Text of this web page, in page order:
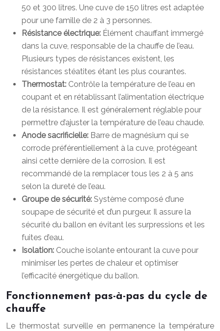
50 et 300 litres. Une cuve de 150 litres est adaptée
pour une famille de 2 à 3 personnes.
Résistance électrique: Élément chauffant immergé
dans la cuve, responsable de la chauffe de l’eau.
Plusieurs types de résistances existent, les
résistances stéatites étant les plus courantes.
Thermostat: Contrôle la température de l’eau en
coupant et en rétablissant l’alimentation électrique
de la résistance. Il est généralement réglable pour
permettre d’ajuster la température de l’eau chaude.
Anode sacrificielle: Barre de magnésium qui se
corrode préférentiellement à la cuve, protégeant
ainsi cette dernière de la corrosion. Il est
recommandé de la remplacer tous les 2 à 5 ans
selon la dureté de l’eau.
Groupe de sécurité: Système composé d’une
soupape de sécurité et d’un purgeur. Il assure la
sécurité du ballon en évitant les surpressions et les
fuites d’eau.
Isolation: Couche isolante entourant la cuve pour
minimiser les pertes de chaleur et optimiser
l’efficacité énergétique du ballon.
Fonctionnement pas-à-pas du cycle de
chauffe
Le thermostat surveille en permanence la température